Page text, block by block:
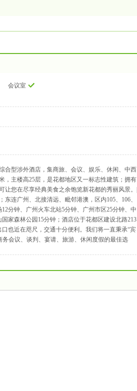
会议室
合型涉外酒店，集商旅、会议、娱乐、休闲、中西
，主楼高25层，是花都地区又一标志性建筑；拥有
您在尽享经典美食之余饱览新花都的秀丽风景。|
连广州、北接清远、毗邻港澳，区内105、106、
分钟、广州火车北站5分钟、广州市区25分钟、中
家森林公园15分钟；酒店位于花都区建设北路213
也近在咫尺，交通十分便利。我们将一直秉承“宾
会议、谈判、宴请、旅游、休闲度假的最佳选